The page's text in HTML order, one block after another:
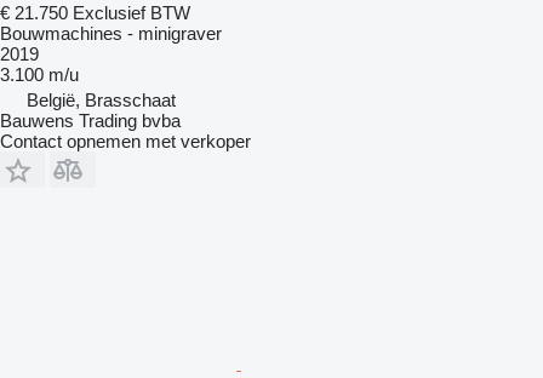
€ 21.750 Exclusief BTW
Bouwmachines - minigraver
2019
3.100 m/u
België, Brasschaat
Bauwens Trading bvba
Contact opnemen met verkoper